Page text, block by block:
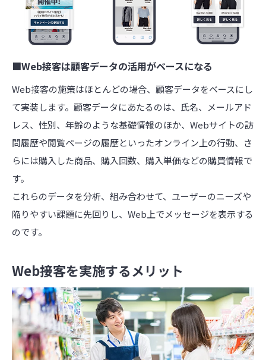
■Web接客は顧客データの活用がベースになる
Web接客の施策はほとんどの場合、顧客データをベースにし
て実装します。顧客データにあたるのは、氏名、メールアド
レス、性別、年齢のような基礎情報のほか、Webサイトの訪
問履歴や閲覧ページの履歴といったオンライン上の行動、さ
らには購入した商品、購入回数、購入単価などの購買情報で
す。
これらのデータを分析、組み合わせて、ユーザーのニーズや
陥りやすい課題に先回りし、Web上でメッセージを表示する
のです。
Web接客を実施するメリット